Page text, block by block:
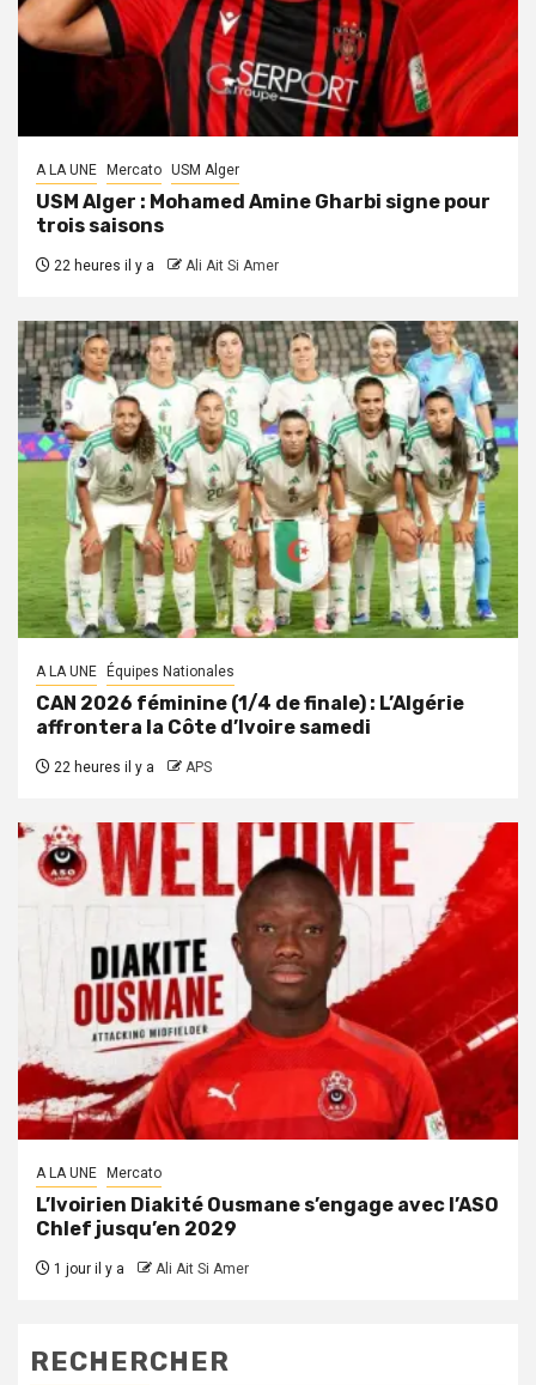
A LA UNE Mercato USM Alger
USM Alger : Mohamed Amine Gharbi signe pour
trois saisons
22 heures il y a Ali Ait Si Amer
A LA UNE Équipes Nationales
CAN 2026 féminine (1/4 de finale) : L’Algérie
affrontera la Côte d’Ivoire samedi
22 heures il y a APS
A LA UNE Mercato
L’Ivoirien Diakité Ousmane s’engage avec l’ASO
Chlef jusqu’en 2029
1 jour il y a Ali Ait Si Amer
RECHERCHER